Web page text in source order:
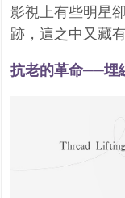
影視上有些明星
跡，這之中又藏
抗老的革命──埋